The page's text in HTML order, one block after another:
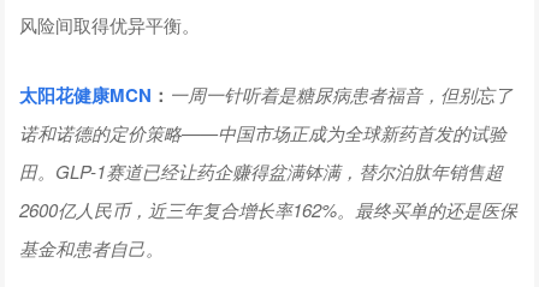
风险间取得优异平衡。
太阳花健康MCN ： 一周一针听着是糖尿病患者福音，但别忘了
诺和诺德的定价策略——中国市场正成为全球新药首发的试验
田。GLP-1赛道已经让药企赚得盆满钵满，替尔泊肽年销售超
2600亿人民币，近三年复合增长率162%。最终买单的还是医保
基金和患者自己。